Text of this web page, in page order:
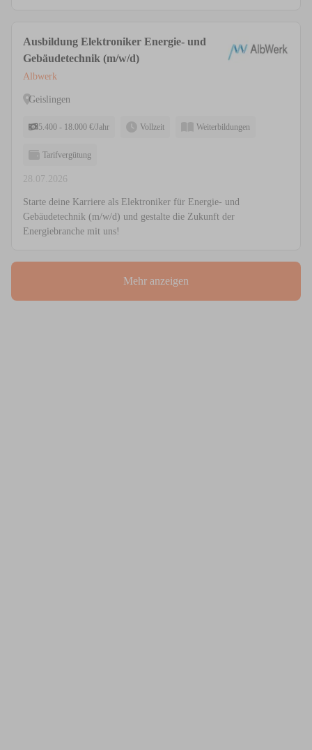
Ausbildung Elektroniker Energie- und
Gebäudetechnik (m/w/d)
Albwerk
Geislingen
5.400 - 18.000 €/Jahr Vollzeit Weiterbildungen
Tarifvergütung
28.07.2026
Starte deine Karriere als Elektroniker für Energie- und
Gebäudetechnik (m/w/d) und gestalte die Zukunft der
Energiebranche mit uns!
Mehr anzeigen